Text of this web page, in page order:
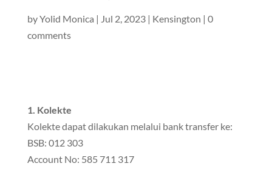
byYolid Monica | Jul 2, 2023| Kensington | 0
comments
1. Kolekte
Kolekte dapat dilakukan melalui bank transfer ke:
BSB: 012 303
Account No: 585 711 317